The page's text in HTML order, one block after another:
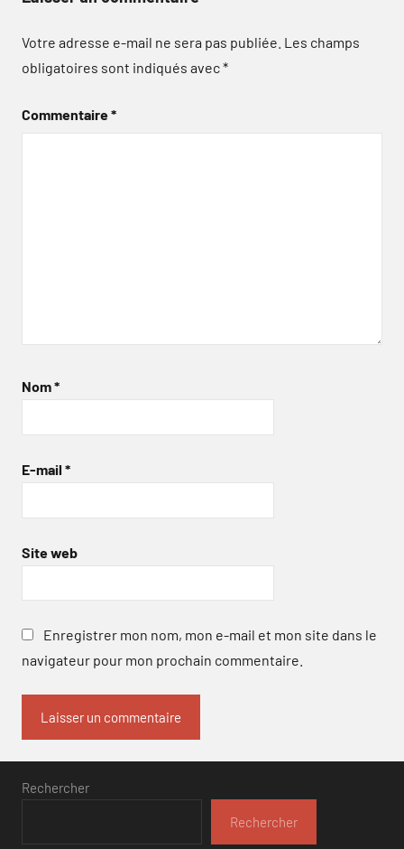
Votre adresse e-mail ne sera pas publiée. Les champs
obligatoires sont indiqués avec*
Commentaire*
Nom*
E-mail *
Site web
Enregistrer mon nom, mon e-mail et mon site dans le
navigateur pour mon prochain commentaire.
Rechercher
Rechercher